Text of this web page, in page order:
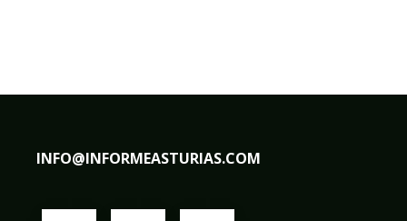
INFO@INFORMEASTURIAS.COM